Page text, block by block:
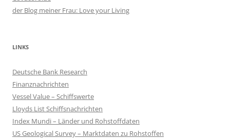
der Blog meiner Frau: Love your Living
LINKS
Deutsche Bank Research
Finanznachrichten
Vessel Value – Schiffswerte
Lloyds List Schiffsnachrichten
Index Mundi – Länder und Rohstoffdaten
US Geological Survey – Marktdaten zu Rohstoffen